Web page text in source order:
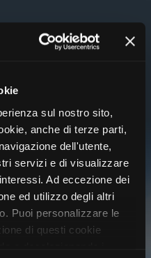
sul nostro sito,
anche di terze parti,
dell'utente,
servizi e di visualizzare
Ad eccezione dei
ed utilizzo degli altri
Puoi personalizzare le
di questi cookie
CLUB